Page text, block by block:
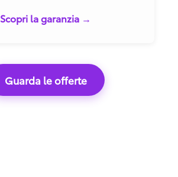
Scopri la garanzia →
Guarda le offerte